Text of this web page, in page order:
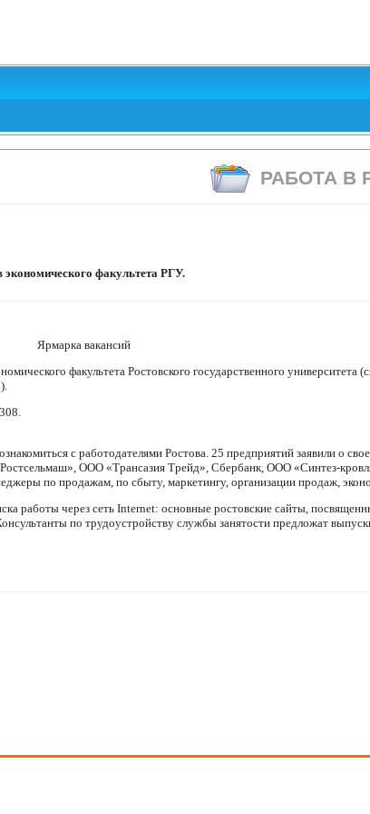
РАБОТА В
экономического факультета РГУ.
Ярмарка вакансий
факультета Ростовского государственного университета
с работодателями Ростова. 25 предприятий заявили о
ООО «Трансазия Трейд», Сбербанк, ООО «Синтез-
по продажам, по сбыту, маркетингу, организации продаж,
работы через сеть Internet: основные ростовские сайты,
по трудоустройству службы занятости предложат